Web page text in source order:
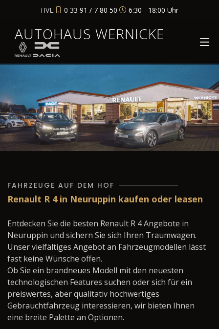
HVL: 0 33 91 / 7 80 50 6:30 - 18:00 Uhr
AUTOHAUS WERNICKE
FAHRZEUGE AUF DEM HOF
Renault R 4 in Neuruppin kaufen oder leasen
Entdecken Sie die besten Renault R 4 Angebote in
Neuruppin und sichern Sie sich Ihren Traumwagen.
Unser vielfältiges Angebot an Fahrzeugmodellen lässt
fast keine Wünsche offen.
Ob Sie ein brandneues Modell mit den neuesten
technologischen Features suchen oder sich für ein
preiswertes, aber qualitativ hochwertiges
Gebrauchtfahrzeug interessieren, wir bieten Ihnen
eine breite Palette an Optionen.